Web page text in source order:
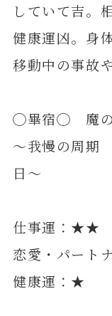
していて吉。
健康運凶。身
移動中の事故
◯畢宿◯ 魔の
～我慢の周期
日～
仕事運：★★
恋愛・パート
健康運：★